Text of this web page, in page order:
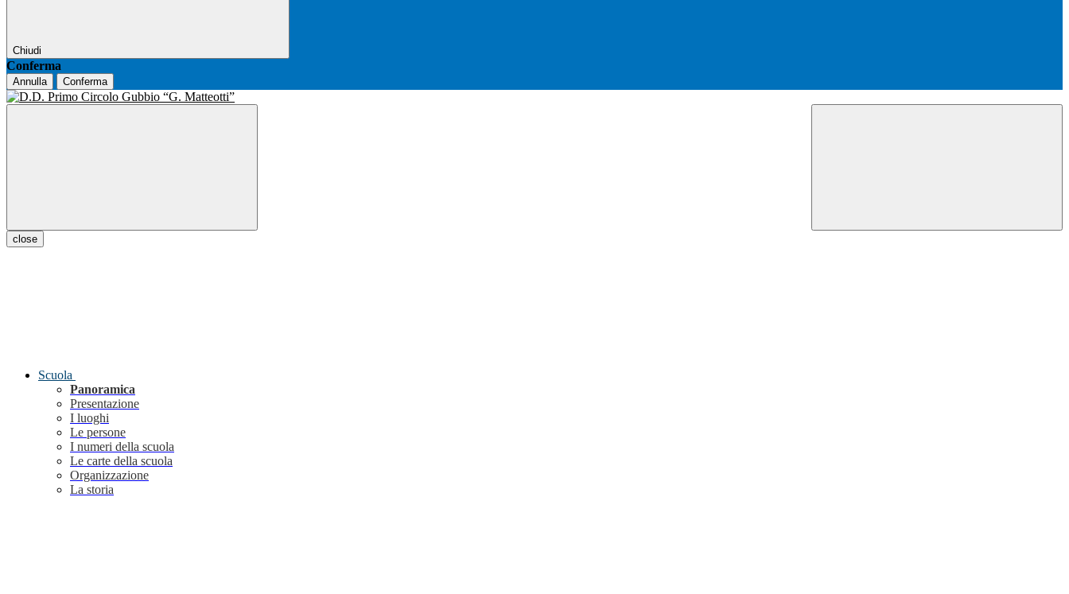
Chiudi
Conferma
Annulla Conferma
close
Scuola
Panoramica
Presentazione
I luoghi
Le persone
I numeri della scuola
Le carte della scuola
Organizzazione
La storia